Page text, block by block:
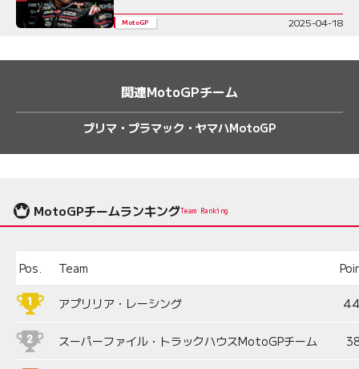
MotoGP 2025-04-18
関連MotoGPチーム
プリマ・プラマック・ヤマハMotoGP
MotoGPチームランキングTeam Ranking
Pos. Team
アプリリア・レーシング
スーパーファイル・トラックハウスMotoGPチーム